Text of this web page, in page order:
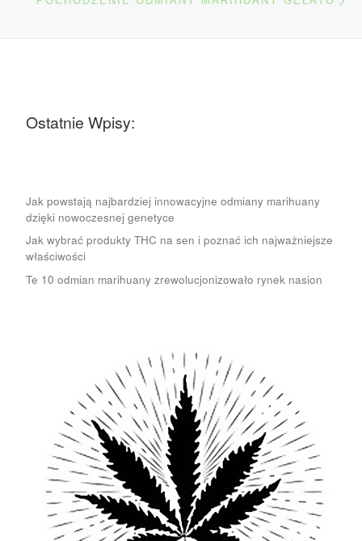
Ostatnie Wpisy:
Jak powstają najbardziej innowacyjne odmiany marihuany
dzięki nowoczesnej genetyce
Jak wybrać produkty THC na sen i poznać ich najważniejsze
właściwości
Te 10 odmian marihuany zrewolucjonizowało rynek nasion